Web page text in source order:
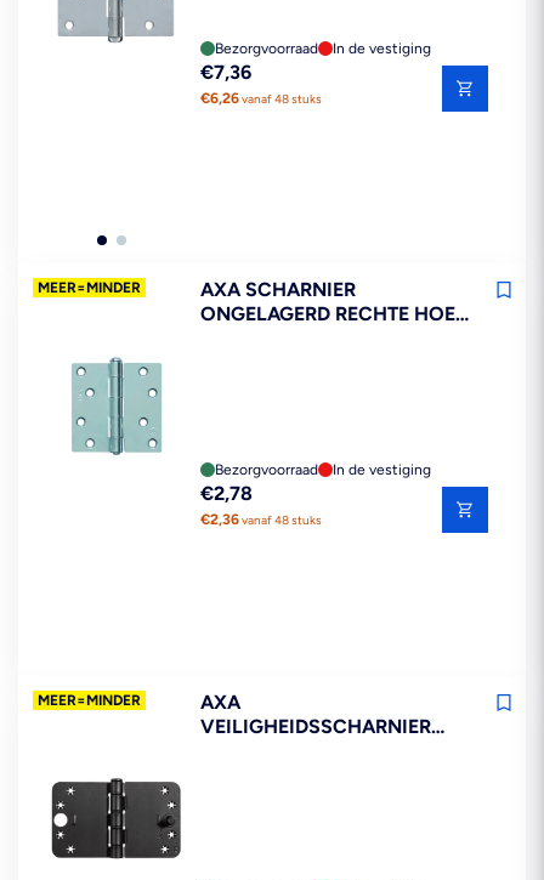
Bezorgvoorraad In de vestiging
Reguliere
prijs
€7,36
€6,26vanaf 48 stuks
MEER=MINDER
AXA SCHARNIER
ONGELAGERD RECHTE HOEK
Bezorgvoorraad In de vestiging
Reguliere
prijs
€2,78
€2,36vanaf 48 stuks
MEER=MINDER
AXA
VEILIGHEIDSSCHARNIER